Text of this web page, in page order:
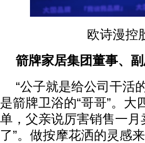
欧诗漫控
箭牌家居集团董事、
“公子就是给公司干活
是箭牌卫浴的“哥哥”。
单，父亲说厉害销售一
了”。做按摩花洒的灵感